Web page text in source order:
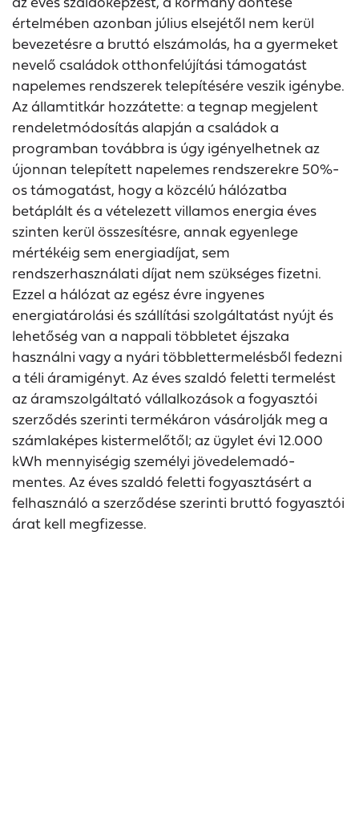
értelmében azonban július elsejétől nem kerül
bevezetésre a bruttó elszámolás, ha a gyermeket
nevelő családok otthonfelújítási támogatást
napelemes rendszerek telepítésére veszik igénybe.
Az államtitkár hozzátette: a tegnap megjelent
rendeletmódosítás alapján a családok a
programban továbbra is úgy igényelhetnek az
újonnan telepített napelemes rendszerekre 50%-
os támogatást, hogy a közcélú hálózatba
betáplált és a vételezett villamos energia éves
szinten kerül összesítésre, annak egyenlege
mértékéig sem energiadíjat, sem
rendszerhasználati díjat nem szükséges fizetni.
Ezzel a hálózat az egész évre ingyenes
energiatárolási és szállítási szolgáltatást nyújt és
lehetőség van a nappali többletet éjszaka
használni vagy a nyári többlettermelésből fedezni
a téli áramigényt. Az éves szaldó feletti termelést
az áramszolgáltató vállalkozások a fogyasztói
szerződés szerinti termékáron vásárolják meg a
számlaképes kistermelőtől; az ügylet évi 12.000
kWh mennyiségig személyi jövedelemadó-
mentes. Az éves szaldó feletti fogyasztásért a
felhasználó a szerződése szerinti bruttó fogyasztói
árat kell megfizesse.